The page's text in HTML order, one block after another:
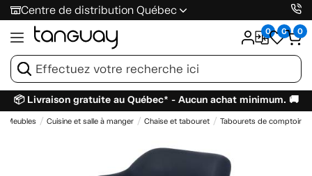
Centre de distribution Québec
0 0 0
📦 Livraison gratuite au Québec* - Aucun achat minimum. 🚚
Meubles Cuisine et salle à manger Chaise et tabouret Tabourets de comptoir